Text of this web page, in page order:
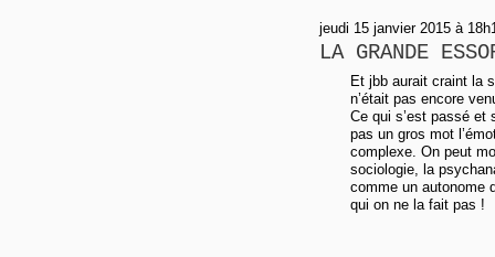
jeudi 15 janvier 2015 à
LA GRANDE
Et jbb aurait craint la
n’était pas encore
Ce qui s’est passé et
pas un gros mot
complexe. On peut
sociologie, la
comme un autonome
qui on ne la fait pas !